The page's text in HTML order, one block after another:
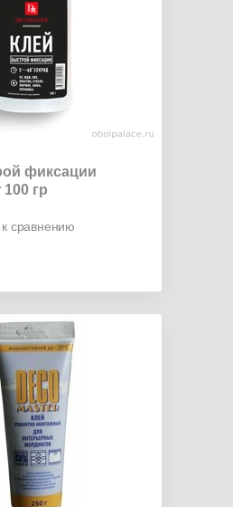
фиксации
гр
сравнению